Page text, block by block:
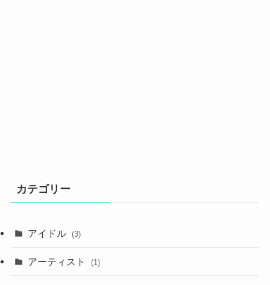
カテゴリー
アイドル (3)
アーティスト (1)